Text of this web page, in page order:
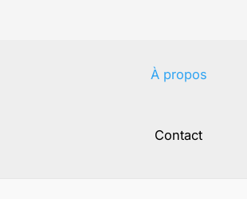
À propos
Contact